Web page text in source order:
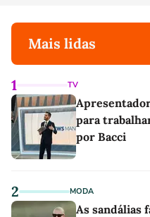
Mais lidas
1 TV
para
por Bacci
2 MODA
As sandálias